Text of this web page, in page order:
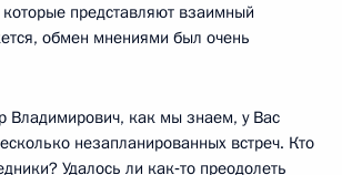
представляют взаимный
обмен мнениями был очень
Владимирович, как мы знаем, у Вас
незапланированных встреч. Кто
Удалось ли как‑то преодолеть